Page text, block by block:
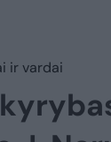
ir vardai